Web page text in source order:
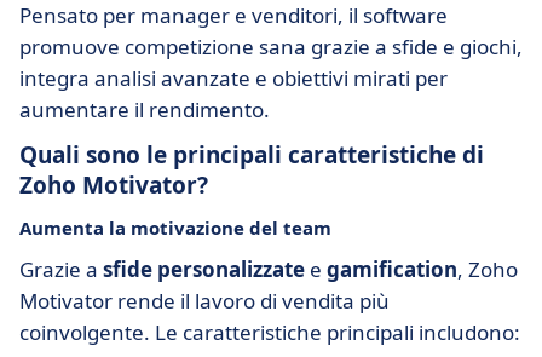
Pensato per manager e venditori, il software
promuove competizione sana grazie a sfide e giochi,
integra analisi avanzate e obiettivi mirati per
aumentare il rendimento.
Quali sono le principali caratteristiche di
Zoho Motivator?
Aumenta la motivazione del team
Grazie a sfide personalizzate e gamification, Zoho
Motivator rende il lavoro di vendita più
coinvolgente. Le caratteristiche principali includono: